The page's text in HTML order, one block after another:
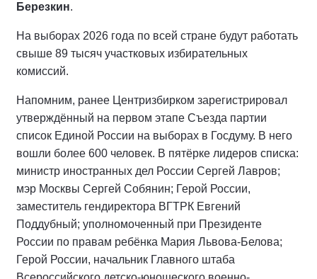
Березкин.
На выборах 2026 года по всей стране будут работать
свыше 89 тысяч участковых избирательных
комиссий.
Напомним, ранее Центризбирком зарегистрировал
утверждённый на первом этапе Съезда партии
список Единой России на выборах в Госдуму. В него
вошли более 600 человек. В пятёрке лидеров списка:
министр иностранных дел России Сергей Лавров;
мэр Москвы Сергей Собянин; Герой России,
заместитель гендиректора ВГТРК Евгений
Поддубный; уполномоченный при Президенте
России по правам ребёнка Мария Львова-Белова;
Герой России, начальник Главного штаба